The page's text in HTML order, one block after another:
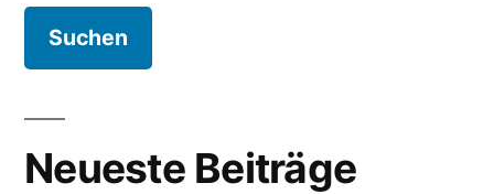
Neueste Beiträge